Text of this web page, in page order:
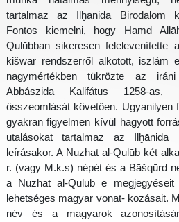
tartalmaz az Ilḫānida Birodalom
Fontos kiemelni, hogy Ḥamd
Qulūbban sikeresen
kišwar rendszerről alkotott, iszlám
nagymértékben tükrözte az
Abbászida Kalifátus 1258-as,
összeomlását követően. Ugyanilyen
gyakran figyelmen kívül hagyott
utalásokat tartalmaz az Ilḫānida
leírásakor. A Nuzhat al-Qulūb két
r. (vagy M.k.s) népét és a Bāšqūrd
a Nuzhat al-Qulūb e megjegyéseit
lehetséges magyar vonat- kozásait.
név és a magyarok